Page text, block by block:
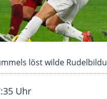
löst wilde
Uhr